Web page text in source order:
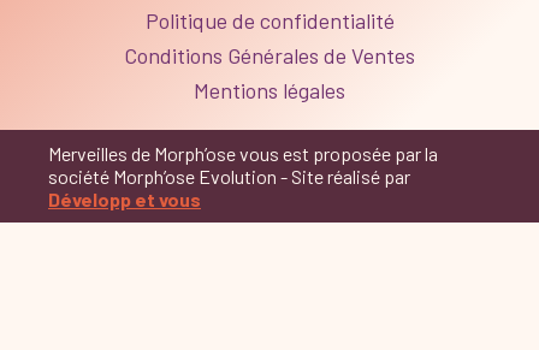
Politique de confidentialité
Conditions Générales de Ventes
Mentions légales
Merveilles de Morph’ose vous est proposée par la
société Morph’ose Evolution - Site réalisé par
Développ et vous